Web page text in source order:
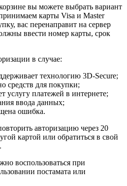
вы можете выбрать вариант
карты Visa и Master
вас перенаправит на сервер
ввести номер карты, срок
в случае:
технологию 3D-Secure;
средств для покупки;
услугу платежей в интернете;
ввода данных;
ошибка.
авторизацию через 20
картой или обратиться в свой
воспользоваться при
постамата или